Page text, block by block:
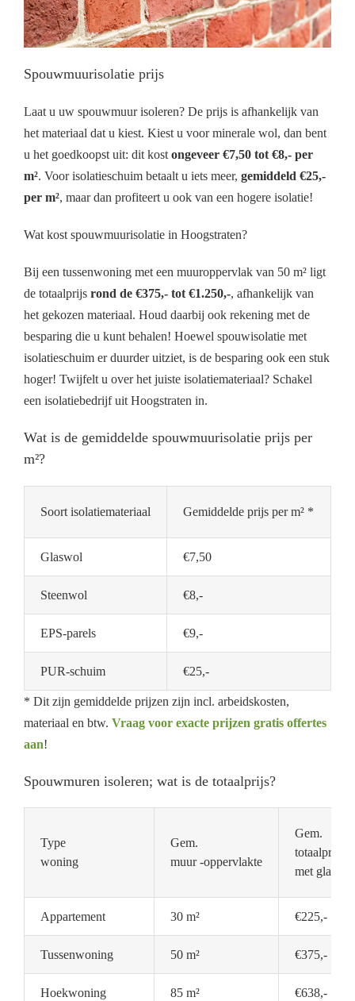
Spouwmuurisolatie prijs
Laat u uw spouwmuur isoleren? De prijs is afhankelijk van
het materiaal dat u kiest. Kiest u voor minerale wol, dan bent
u het goedkoopst uit: dit kost ongeveer €7,50 tot €8,- per
m². Voor isolatieschuim betaalt u iets meer, gemiddeld €25,-
per m², maar dan profiteert u ook van een hogere isolatie!
Wat kost spouwmuurisolatie in Hoogstraten?
Bij een tussenwoning met een muuroppervlak van 50 m² ligt
de totaalprijs rond de €375,- tot €1.250,-, afhankelijk van
het gekozen materiaal. Houd daarbij ook rekening met de
besparing die u kunt behalen! Hoewel spouwisolatie met
isolatieschuim er duurder uitziet, is de besparing ook een stuk
hoger! Twijfelt u over het juiste isolatiemateriaal? Schakel
een isolatiebedrijf uit Hoogstraten in.
Wat is de gemiddelde spouwmuurisolatie prijs per
m²?
Soort isolatiemateriaal Gemiddelde prijs per m² *
Glaswol €7,50
Steenwol €8,-
EPS-parels €9,-
PUR-schuim €25,-
* Dit zijn gemiddelde prijzen zijn incl. arbeidskosten,
materiaal en btw. Vraag voor exacte prijzen gratis offertes
aan!
Spouwmuren isoleren; wat is de totaalprijs?
Type
woning
Gem.
muur -oppervlakte
Gem.
totaalprijs
met
Appartement 30 m² €225,-
Tussenwoning 50 m² €375,-
Hoekwoning 85 m² €638,-